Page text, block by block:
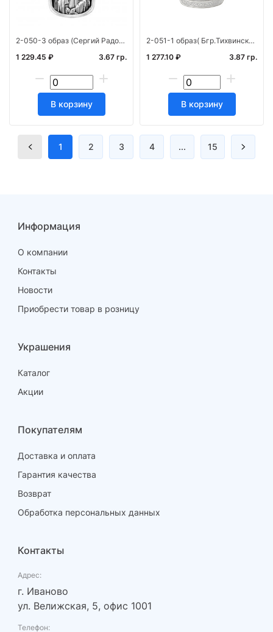
2-050-3 образ (Сергий Радонежский) из серебра 925* лит ч/ч
1 229.45 ₽
3.67 гр.
В корзину
2-051-1 образ( Бгр.Тихвинская) из серебра 925* лит белый
1 277.10 ₽
3.87 гр.
В корзину
1 2 3 4 ... 15
Информация
О компании
Контакты
Новости
Приобрести товар в розницу
Украшения
Каталог
Акции
Покупателям
Доставка и оплата
Гарантия качества
Возврат
Обработка персональных данных
Контакты
Адрес:
г. Иваново
ул. Велижская, 5, офис 1001
Телефон: